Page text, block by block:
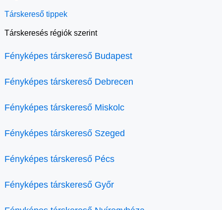
Társkereső tippek
Társkeresés régiók szerint
Fényképes társkereső Budapest
Fényképes társkereső Debrecen
Fényképes társkereső Miskolc
Fényképes társkereső Szeged
Fényképes társkereső Pécs
Fényképes társkereső Győr